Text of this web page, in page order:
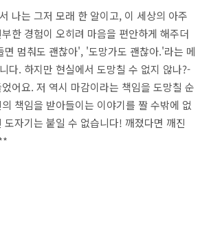
나는 그저 모래 한 알이고, 이 세상의 아주
한 경험이 오히려 마음을 편안하게 해주더
면 멈춰도 괜찮아', '도망가도 괜찮아.'라는 메
다. 하지만 현실에서 도망칠 수 없지 않나?-
어요. 저 역시 마감이라는 책임을 도망칠 순
책임을 받아들이는 이야기를 짤 수밖에 없
도자기는 붙일 수 없습니다! 깨졌다면 깨진